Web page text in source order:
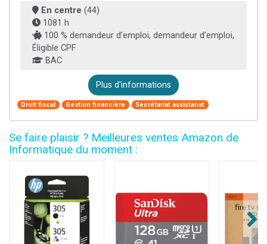
En centre (44)
1081 h
100 % demandeur d’emploi, demandeur d’emploi,
Éligible CPF
BAC
Plus d'informations
Droit fiscal Gestion financière Secrétariat assistanat
Se faire plaisir ? Meilleures ventes Amazon de
Informatique du moment :